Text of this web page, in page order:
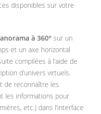
disponibles sur votre
à 360° sur un
et un axe horizontal
compilées à l’aide de
d’univers virtuels.
de reconnaître les
les informations pour
etc.) dans l’interface